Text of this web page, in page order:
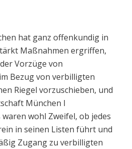
hat ganz offenkundig in
Maßnahmen ergriffen,
Vorzüge von
Bezug von verbilligten
Riegel vorzuschieben, und
München I
wohl Zweifel, ob jedes
in seinen Listen führt und
Zugang zu verbilligten